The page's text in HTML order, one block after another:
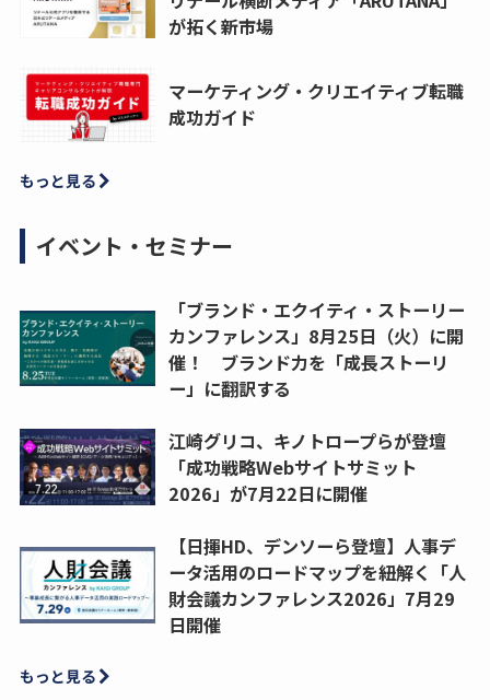
が拓く新市場
マーケティング・クリエイティブ転職
成功ガイド
もっと見る
イベント・セミナー
「ブランド・エクイティ・ストーリー
カンファレンス」8月25日（火）に開
催！ ブランド力を「成長ストーリ
ー」に翻訳する
江崎グリコ、キノトロープらが登壇
「成功戦略Webサイトサミット
2026」が7月22日に開催
【日揮HD、デンソーら登壇】人事デ
ータ活用のロードマップを紐解く「人
財会議カンファレンス2026」7月29
日開催
もっと見る